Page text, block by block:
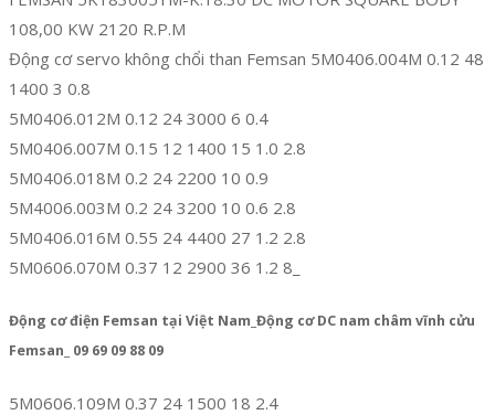
108,00 KW 2120 R.P.M
Động cơ servo không chổi than Femsan 5M0406.004M 0.12 48
1400 3 0.8
5M0406.012M 0.12 24 3000 6 0.4
5M0406.007M 0.15 12 1400 15 1.0 2.8
5M0406.018M 0.2 24 2200 10 0.9
5M4006.003M 0.2 24 3200 10 0.6 2.8
5M0406.016M 0.55 24 4400 27 1.2 2.8
5M0606.070M 0.37 12 2900 36 1.2 8_
Động cơ điện Femsan tại Việt Nam_Động cơ DC nam châm vĩnh cửu
Femsan_ 09 69 09 88 09
5M0606.109M 0.37 24 1500 18 2.4